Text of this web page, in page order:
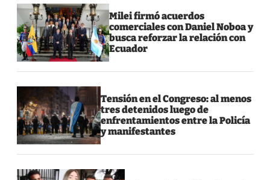
Milei firmó acuerdos
comerciales con Daniel Noboa y
busca reforzar la relación con
Ecuador
Tensión en el Congreso: al menos
tres detenidos luego de
enfrentamientos entre la Policía
y manifestantes